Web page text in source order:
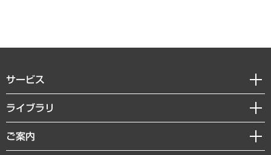
サービス
経営戦略
組織・人事戦略
デジタルイノベーション
ライブラリ
経済調査
レポート
ご案内